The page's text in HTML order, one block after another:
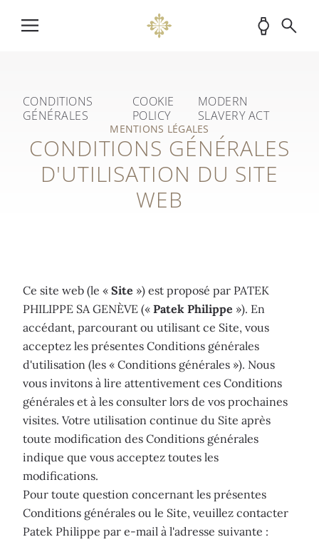
CONDITIONS
GÉNÉRALES
COOKIE
POLICY
MODERN
SLAVERY ACT
MENTIONS LÉGALES
CONDITIONS GÉNÉRALES
D'UTILISATION DU SITE
WEB
Ce site web (le « Site ») est proposé par PATEK
PHILIPPE SA GENÈVE (« Patek Philippe »). En
accédant, parcourant ou utilisant ce Site, vous
acceptez les présentes Conditions générales
d'utilisation (les « Conditions générales »). Nous
vous invitons à lire attentivement ces Conditions
générales et à les consulter lors de vos prochaines
visites. Votre utilisation continue du Site après
toute modification des Conditions générales
indique que vous acceptez toutes les
modifications.
Pour toute question concernant les présentes
Conditions générales ou le Site, veuillez contacter
Patek Philippe par e-mail à l'adresse suivante :